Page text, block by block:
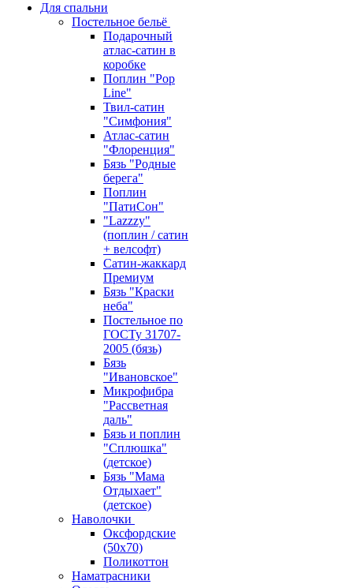
Для спальни
Постельное бельё
Подарочный
атлас-сатин в
коробке
Поплин "Pop
Line"
Твил-сатин
"Симфония"
Атлас-сатин
"Флоренция"
Бязь "Родные
берега"
Поплин
"ПатиСон"
"Lazzzy"
(поплин / сатин
+ велсофт)
Сатин-жаккард
Премиум
Бязь "Краски
неба"
Постельное по
ГОСТу 31707-
2005 (бязь)
Бязь
"Ивановское"
Микрофибра
"Рассветная
даль"
Бязь и поплин
"Сплюшка"
(детское)
Бязь "Мама
Отдыхает"
(детское)
Наволочки
Оксфордские
(50х70)
Поликоттон
Наматрасники